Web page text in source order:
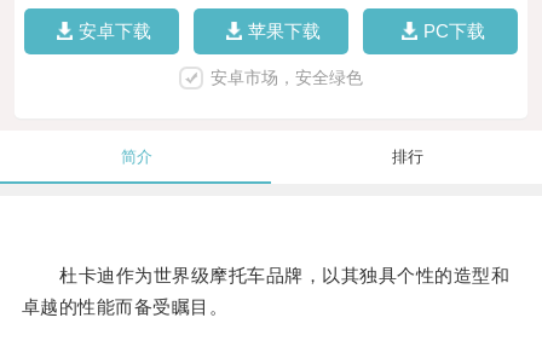
安卓下载 苹果下载 PC下载
安卓市场，安全绿色
简介 排行
杜卡迪作为世界级摩托车品牌，以其独具个性的造型和
卓越的性能而备受瞩目。